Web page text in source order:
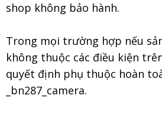
shop không bảo hành.
Trong mọi trường hợp nếu
không thuộc các điều kiện
quyết định phụ thuộc hoàn
_bn287_camera.